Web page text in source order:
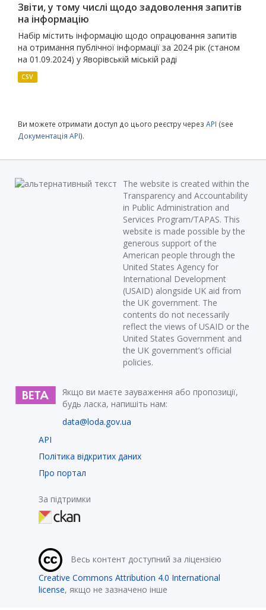
Звіти, у тому числі щодо задоволення запитів
на інформацію
Набір містить інформацію щодо опрацювання запитів
на отримання публічної інформації за 2024 рік (станом
на 01.09.2024) у Яворівській міській раді
CSV
Ви можете отримати доступ до цього реєстру через API (see
Документація API).
The website is created within the
Transparency and Accountability
in Public Administration and
Services Program/TAPAS. This
website is made possible by the
generous support of the
American people through the
United States Agency for
International Development
(USAID) alongside UK aid from
the UK government. The
contents do not necessarily
reflect the views of USAID or the
United States Government and
the UK government’s official
policies.
Якщо ви маєте зауваження або пропозиції,
будь ласка, напишіть нам:
data@loda.gov.ua
API
Політика відкритих даних
Про портал
За підтримки
Весь контент доступний за ліцензією
Creative Commons Attribution 4.0 International
license, якщо не зазначено інше